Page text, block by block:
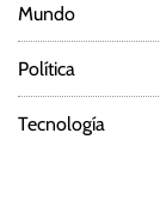
Mundo
Política
Tecnología